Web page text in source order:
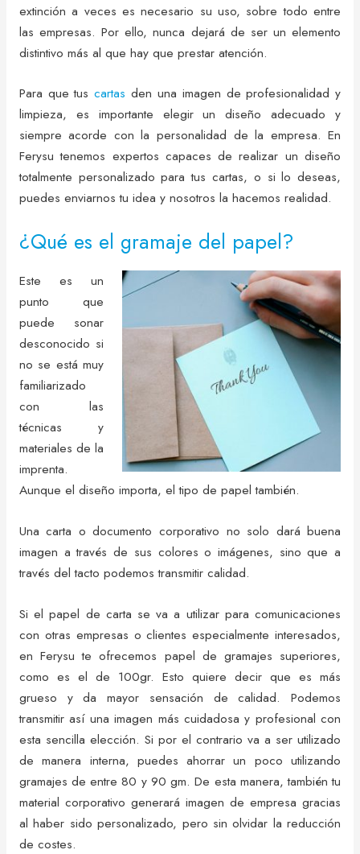
extinción a veces es necesario su uso, sobre todo entre
las empresas. Por ello, nunca dejará de ser un elemento
distintivo más al que hay que prestar atención.
Para que tuscartas den una imagen de profesionalidad y
limpieza, es importante elegir un diseño adecuado y
siempre acorde con la personalidad de la empresa. En
Ferysu tenemos expertos capaces de realizar un diseño
totalmente personalizado para tus cartas, o si lo deseas,
puedes enviarnos tu idea y nosotros la hacemos realidad.
¿Qué es el gramaje del papel?
Este es un
punto que
puede sonar
desconocido si
no se está muy
familiarizado
con las
técnicas y
materiales de la
imprenta.
Aunque el diseño importa, el tipo de papel también.
Una carta o documento corporativo no solo dará buena
imagen a través de sus colores o imágenes, sino que a
través del tacto podemos transmitir calidad.
Si el papel de carta se va a utilizar para comunicaciones
con otras empresas o clientes especialmente interesados,
en Ferysu te ofrecemos papel de gramajes superiores,
como es el de 100gr. Esto quiere decir que es más
grueso y da mayor sensación de calidad. Podemos
transmitir así una imagen más cuidadosa y profesional con
esta sencilla elección. Si por el contrario va a ser utilizado
de manera interna, puedes ahorrar un poco utilizando
gramajes de entre 80 y 90 gm. De esta manera, también tu
material corporativo generará imagen de empresa gracias
al haber sido personalizado, pero sin olvidar la reducción
de costes.